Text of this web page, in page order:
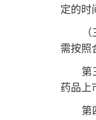
定的时
需按照
第
药品上
第